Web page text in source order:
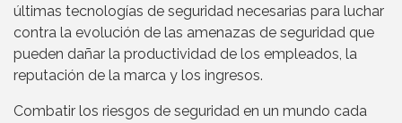
últimas tecnologías de seguridad necesarias para luchar
contra la evolución de las amenazas de seguridad que
pueden dañar la productividad de los empleados, la
reputación de la marca y los ingresos.
Combatir los riesgos de seguridad en un mundo cada